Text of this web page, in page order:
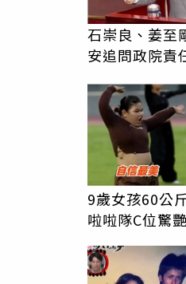
石崇良、姜
安追問政院責
9歲女孩60公
啦啦隊C位驚